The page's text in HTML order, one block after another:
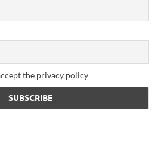
the privacy policy